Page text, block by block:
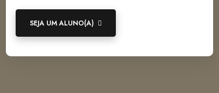
SEJA UM ALUNO(A)